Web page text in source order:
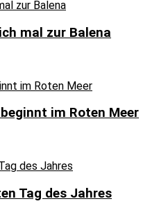
mal zur Balena
im Roten Meer
Tag des Jahres